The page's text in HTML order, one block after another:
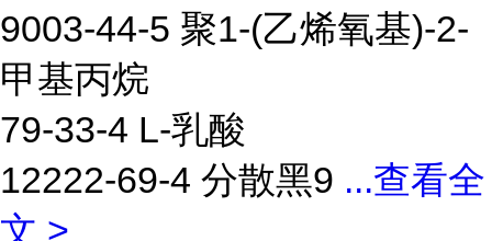
9003-44-5 聚1-(乙烯氧基)-2-
甲基丙烷
79-33-4 L-乳酸
12222-69-4 分散黑9 ...查看全
文 >